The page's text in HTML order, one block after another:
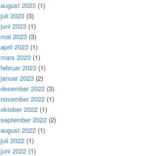
august 2023 (1)
juli 2023 (3)
juni 2023 (1)
mai 2023 (3)
april 2023 (1)
mars 2023 (1)
februar 2023 (1)
januar 2023 (2)
desember 2022 (3)
november 2022 (1)
oktober 2022 (1)
september 2022 (2)
august 2022 (1)
juli 2022 (1)
juni 2022 (1)